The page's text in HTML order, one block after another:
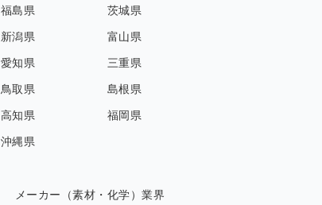
福島県 茨城県
新潟県 富山県
愛知県 三重県
鳥取県 島根県
高知県 福岡県
沖縄県
メーカー（素材・化学）業界